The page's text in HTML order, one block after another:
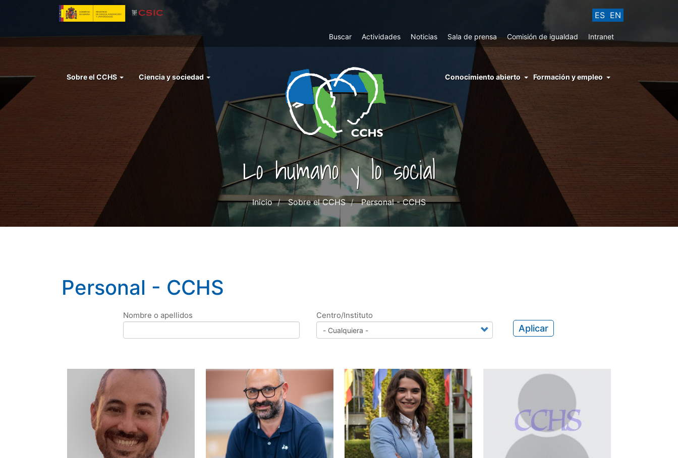
principal
ES EN
Top
Buscar Actividades Noticias Sala de prensa Comisión de igualdad Intranet
Menu
Sobre el CCHS Ciencia y sociedad
menu
conocimiento
abierto
Conocimiento abierto Formación y empleo
Lo humano y lo social
Inicio Sobre el CCHS Personal - CCHS
Personal - CCHS
Nombre o apellidos Centro/Instituto
Aplicar